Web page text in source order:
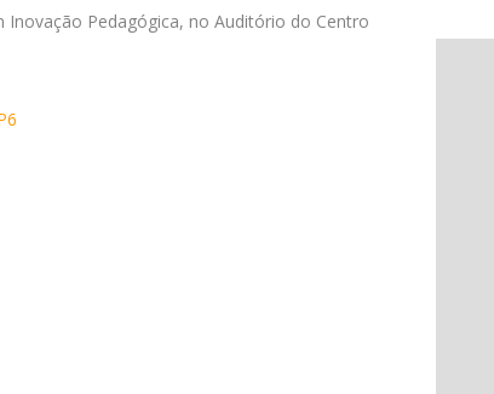
Inovação Pedagógica, no Auditório do Centro